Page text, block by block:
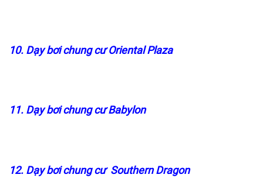
10. Dạy bơi chung cư Oriental Plaza
11. Dạy bơi chung cư Babylon
12. Dạy bơi chung cư Southern Dragon